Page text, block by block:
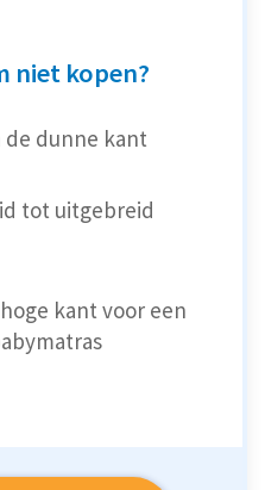
niet kopen?
de dunne kant
tot uitgebreid
kant voor een